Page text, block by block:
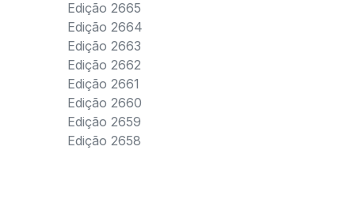
Edição 2665
Edição 2664
Edição 2663
Edição 2662
Edição 2661
Edição 2660
Edição 2659
Edição 2658